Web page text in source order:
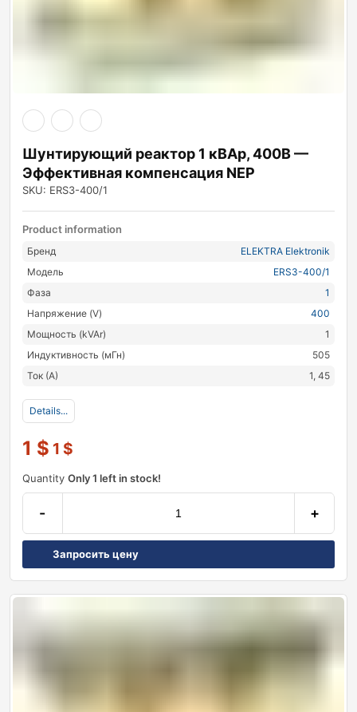
Шунтирующий реактор 1 кВАр, 400В —
Эффективная компенсация NEP
SKU: ERS3-400/1
Product information
Бренд
ELEKTRA Elektronik
Модель
ERS3-400/1
Фаза
1
Напряжение (V)
400
Мощность (kVAr)
1
Индуктивность (мГн)
505
Ток (А)
1, 45
Details...
1 $ 1 $
Quantity Only 1 left in stock!
- +
Запросить цену